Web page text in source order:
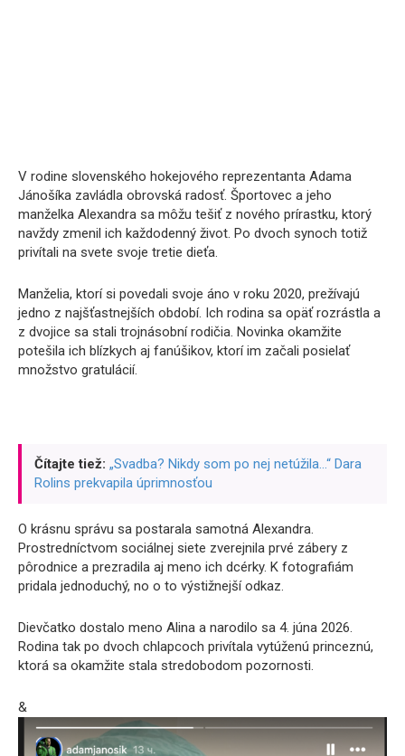
V rodine slovenského hokejového reprezentanta Adama
Jánošíka zavládla obrovská radosť. Športovec a jeho
manželka Alexandra sa môžu tešiť z nového prírastku, ktorý
navždy zmenil ich každodenný život. Po dvoch synoch totiž
privítali na svete svoje tretie dieťa.
Manželia, ktorí si povedali svoje áno v roku 2020, prežívajú
jedno z najšťastnejších období. Ich rodina sa opäť rozrástla a
z dvojice sa stali trojnásobní rodičia. Novinka okamžite
potešila ich blízkych aj fanúšikov, ktorí im začali posielať
množstvo gratulácií.
Čítajte tiež: „Svadba? Nikdy som po nej netúžila…“ Dara
Rolins prekvapila úprimnosťou
O krásnu správu sa postarala samotná Alexandra.
Prostredníctvom sociálnej siete zverejnila prvé zábery z
pôrodnice a prezradila aj meno ich dcérky. K fotografiám
pridala jednoduchý, no o to výstižnejší odkaz.
Dievčatko dostalo meno Alina a narodilo sa 4. júna 2026.
Rodina tak po dvoch chlapcoch privítala vytúženú princeznú,
ktorá sa okamžite stala stredobodom pozornosti.
&